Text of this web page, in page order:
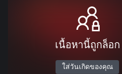
เนื้อหานี้ถูกล็อก
ใส่วันเกิดของคุณ